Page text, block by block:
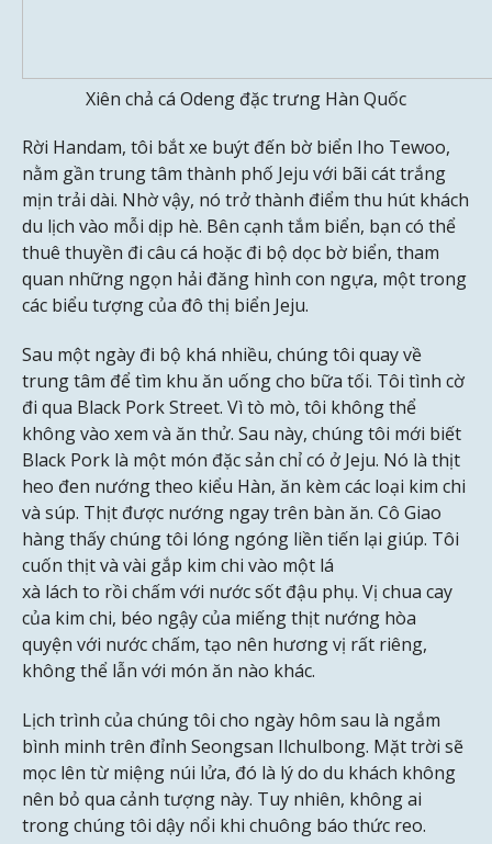
Xiên chả cá Odeng đặc trưng Hàn Quốc
Rời Handam, tôi bắt xe buýt đến bờ biển Iho Tewoo,
nằm gần trung tâm thành phố Jeju với bãi cát trắng
mịn trải dài. Nhờ vậy, nó trở thành điểm thu hút khách
du lịch vào mỗi dịp hè. Bên cạnh tắm biển, bạn có thể
thuê thuyền đi câu cá hoặc đi bộ dọc bờ biển, tham
quan những ngọn hải đăng hình con ngựa, một trong
các biểu tượng của đô thị biển Jeju.
Sau một ngày đi bộ khá nhiều, chúng tôi quay về
trung tâm để tìm khu ăn uống cho bữa tối. Tôi tình cờ
đi qua Black Pork Street. Vì tò mò, tôi không thể
không vào xem và ăn thử. Sau này, chúng tôi mới biết
Black Pork là một món đặc sản chỉ có ở Jeju. Nó là thịt
heo đen nướng theo kiểu Hàn, ăn kèm các loại kim chi
và súp. Thịt được nướng ngay trên bàn ăn. Cô Giao
hàng thấy chúng tôi lóng ngóng liền tiến lại giúp. Tôi
cuốn thịt và vài gắp kim chi vào một lá
xà lách to rồi chấm với nước sốt đậu phụ. Vị chua cay
của kim chi, béo ngậy của miếng thịt nướng hòa
quyện với nước chấm, tạo nên hương vị rất riêng,
không thể lẫn với món ăn nào khác.
Lịch trình của chúng tôi cho ngày hôm sau là ngắm
bình minh trên đỉnh Seongsan Ilchulbong. Mặt trời sẽ
mọc lên từ miệng núi lửa, đó là lý do du khách không
nên bỏ qua cảnh tượng này. Tuy nhiên, không ai
trong chúng tôi dậy nổi khi chuông báo thức reo.